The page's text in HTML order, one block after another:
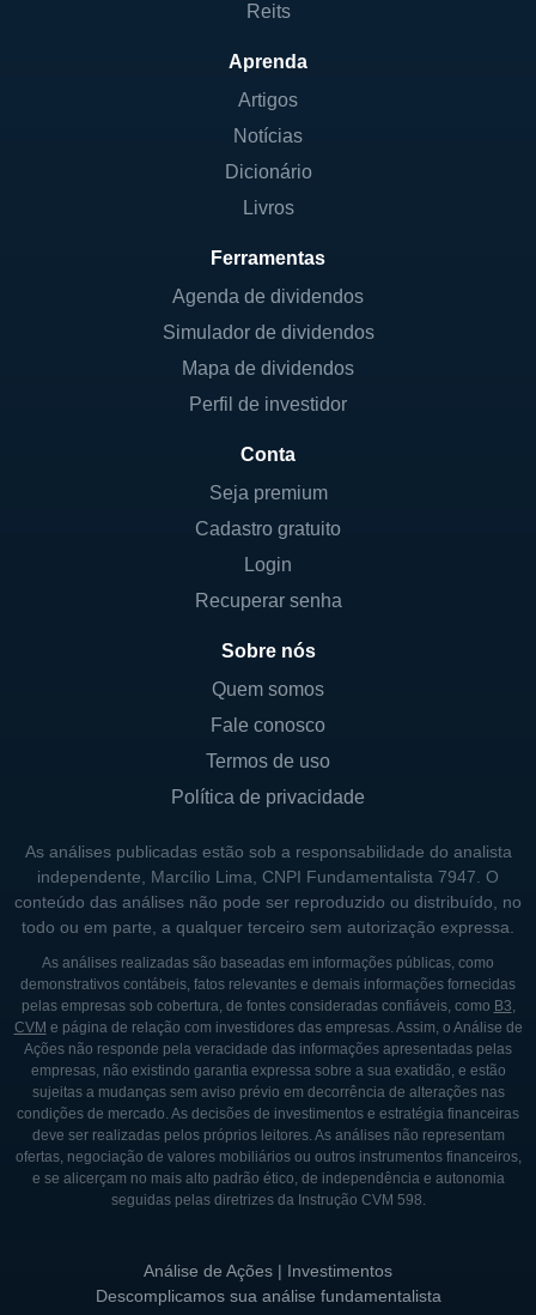
Reits
Aprenda
Artigos
Notícias
Dicionário
Livros
Ferramentas
Agenda de dividendos
Simulador de dividendos
Mapa de dividendos
Perfil de investidor
Conta
Seja premium
Cadastro gratuito
Login
Recuperar senha
Sobre nós
Quem somos
Fale conosco
Termos de uso
Política de privacidade
As análises publicadas estão sob a responsabilidade do analista
independente, Marcílio Lima, CNPI Fundamentalista 7947. O
conteúdo das análises não pode ser reproduzido ou distribuído, no
todo ou em parte, a qualquer terceiro sem autorização expressa.
As análises realizadas são baseadas em informações públicas, como
demonstrativos contábeis, fatos relevantes e demais informações fornecidas
pelas empresas sob cobertura, de fontes consideradas confiáveis, como B3,
CVM e página de relação com investidores das empresas. Assim, o Análise de
Ações não responde pela veracidade das informações apresentadas pelas
empresas, não existindo garantia expressa sobre a sua exatidão, e estão
sujeitas a mudanças sem aviso prévio em decorrência de alterações nas
condições de mercado. As decisões de investimentos e estratégia financeiras
deve ser realizadas pelos próprios leitores. As análises não representam
ofertas, negociação de valores mobiliários ou outros instrumentos financeiros,
e se alicerçam no mais alto padrão ético, de independência e autonomia
seguidas pelas diretrizes da Instrução CVM 598.
Análise de Ações | Investimentos
Descomplicamos sua análise fundamentalista